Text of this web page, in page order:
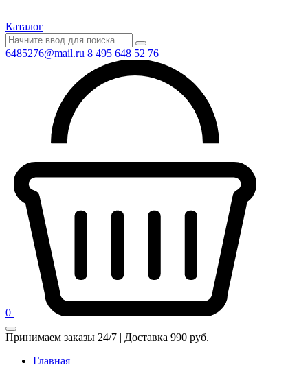
Каталог
6485276@mail.ru 8 495 648 52 76
0
Принимаем заказы 24/7 | Доставка 990 руб.
Главная